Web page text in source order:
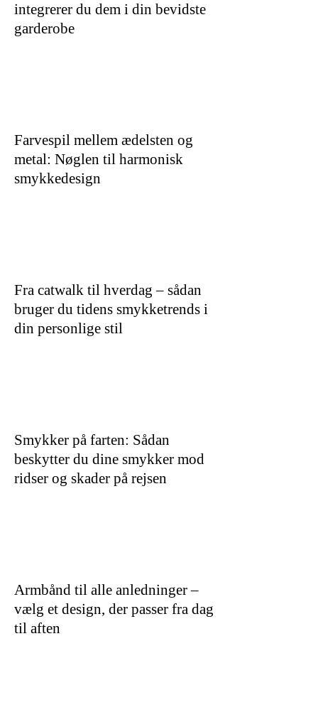
integrerer du dem i din bevidste
garderobe
Farvespil mellem ædelsten og
metal: Nøglen til harmonisk
smykkedesign
Fra catwalk til hverdag – sådan
bruger du tidens smykketrends i
din personlige stil
Smykker på farten: Sådan
beskytter du dine smykker mod
ridser og skader på rejsen
Armbånd til alle anledninger –
vælg et design, der passer fra dag
til aften